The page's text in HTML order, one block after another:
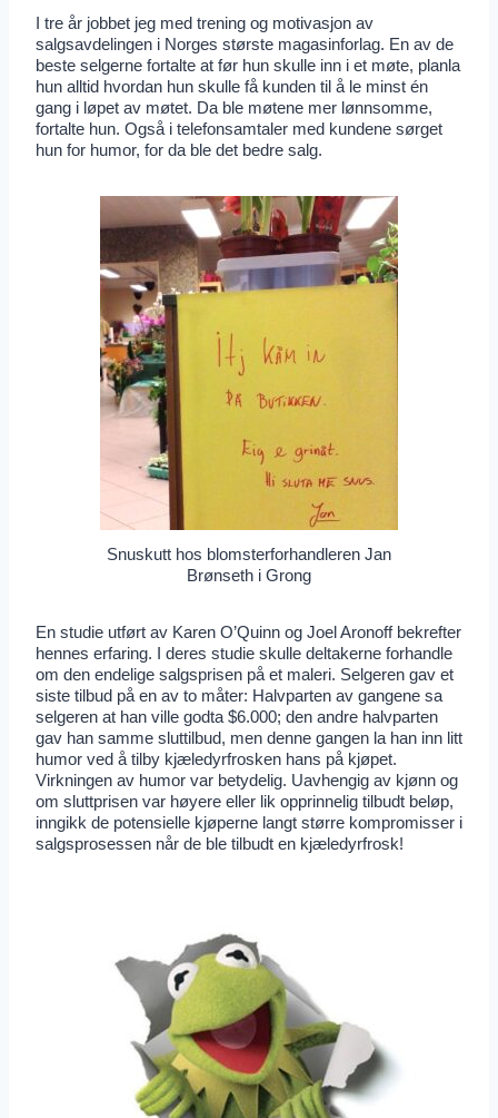
I tre år jobbet jeg med trening og motivasjon av
salgsavdelingen i Norges største magasinforlag. En av de
beste selgerne fortalte at før hun skulle inn i et møte, planla
hun alltid hvordan hun skulle få kunden til å le minst én
gang i løpet av møtet. Da ble møtene mer lønnsomme,
fortalte hun. Også i telefonsamtaler med kundene sørget
hun for humor, for da ble det bedre salg.
Snuskutt hos blomsterforhandleren Jan
Brønseth i Grong
En studie utført av Karen O’Quinn og Joel Aronoff bekrefter
hennes erfaring. I deres studie skulle deltakerne forhandle
om den endelige salgsprisen på et maleri. Selgeren gav et
siste tilbud på en av to måter: Halvparten av gangene sa
selgeren at han ville godta $6.000; den andre halvparten
gav han samme sluttilbud, men denne gangen la han inn litt
humor ved å tilby kjæledyrfrosken hans på kjøpet.
Virkningen av humor var betydelig. Uavhengig av kjønn og
om sluttprisen var høyere eller lik opprinnelig tilbudt beløp,
inngikk de potensielle kjøperne langt større kompromisser i
salgsprosessen når de ble tilbudt en kjæledyrfrosk!